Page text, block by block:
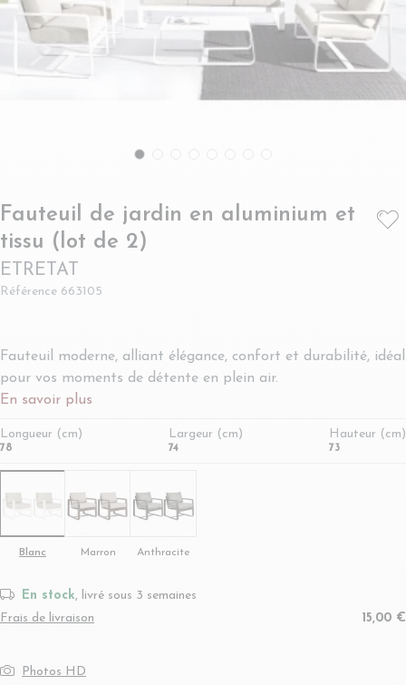
Fauteuil de jardin en aluminium et
tissu (lot de 2)
ETRETAT
Référence 663105
Fauteuil moderne, alliant élégance, confort et durabilité, idéal
pour vos moments de détente en plein air.
En savoir plus
Longueur (cm)
78
Largeur (cm)
74
Hauteur (cm)
73
Blanc Marron Anthracite
En stock, livré sous 3 semaines
Frais de livraison
15,00 €
Photos HD